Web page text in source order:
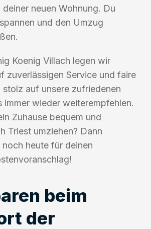
neuen Wohnung. Du
und den Umzug
Koenig Villach legen wir
zuverlässigen Service und faire
stolz auf unsere zufriedenen
immer wieder weiterempfehlen.
Zuhause bequem und
Triest umziehen? Dann
noch heute für deinen
beim
der